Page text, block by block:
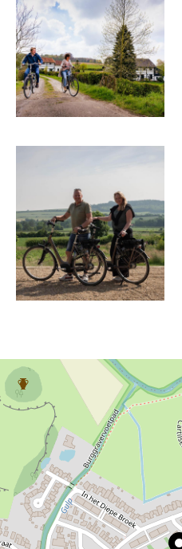
nagelneuen Elektro-
nutzen können. Ob für
sportliche Hügelrunde
Sightseeing-Tour.
Die Fahrräder können
normalen Elektrofahrrad,
Rennrad. Klicken Sie auf
Fahrräder und geben
Fahrrad mieten möchten
möglich). Die Mitarbeiter
Fahrrad pünktlich bei Jef
bereitsteht.
Dieser Text wurde mit Hilfe